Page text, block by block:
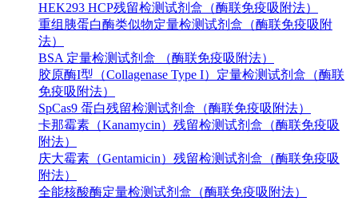
HEK293 HCP残留检测试剂盒（酶联免疫吸附法）
重组胰蛋白酶类似物定量检测试剂盒（酶联免疫吸附
法）
BSA 定量检测试剂盒 （酶联免疫吸附法）
胶原酶I型（Collagenase Type I）定量检测试剂盒（酶联
免疫吸附法）
SpCas9 蛋白残留检测试剂盒（酶联免疫吸附法）
卡那霉素（Kanamycin）残留检测试剂盒（酶联免疫吸
附法）
庆大霉素（Gentamicin）残留检测试剂盒（酶联免疫吸
附法）
全能核酸酶定量检测试剂盒（酶联免疫吸附法）